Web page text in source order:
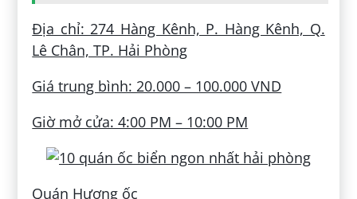
Địa chỉ: 274 Hàng Kênh, P. Hàng Kênh, Q.
Lê Chân, TP. Hải Phòng
Giá trung bình: 20.000 – 100.000 VND
Giờ mở cửa: 4:00 PM – 10:00 PM
Quán Hương ốc